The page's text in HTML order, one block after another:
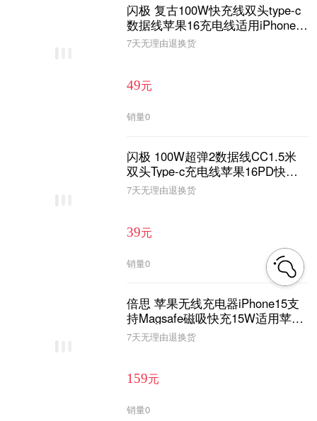
闪极 复古100W快充线双头type-c
数据线苹果16充电线适用iPhone1
5华为小米SL108
7天无理由退换货
49元
销量0
闪极 100W超弹2数据线CC1.5米
双头Type-c充电线苹果16PD快充
适用iPhone15华为小米SL104
7天无理由退换货
39元
销量0
倍思 苹果无线充电器iPhone15支
持Magsafe磁吸快充15W适用苹果
14/13/12华为小米手机
7天无理由退换货
159元
销量0